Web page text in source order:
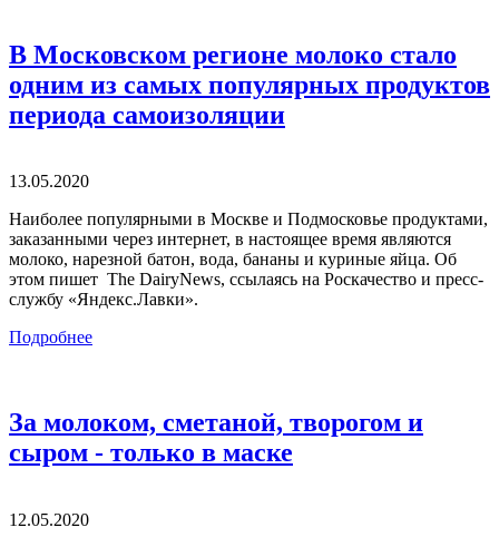
В Московском регионе молоко стало
одним из самых популярных продуктов
периода самоизоляции
13.05.2020
Наиболее популярными в Москве и Подмосковье продуктами,
заказанными через интернет, в настоящее время являются
молоко, нарезной батон, вода, бананы и куриные яйца. Об
этом пишет The DairyNews, ссылаясь на Роскачество и пресс-
службу «Яндекс.Лавки».
Подробнее
За молоком, сметаной, творогом и
сыром - только в маске
12.05.2020